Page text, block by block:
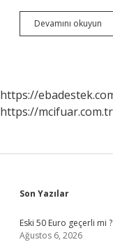
Devamını okuyun
https://
https://mcifuar.com.tr
Sidebar
Son Yazılar
Eski 50 Euro geçerli mi ?
Ağustos 6, 2026